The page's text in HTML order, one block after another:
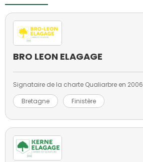
BRO LEON ELAGAGE
Signataire de la charte Qualiarbre en 2006
Bretagne
Finistère